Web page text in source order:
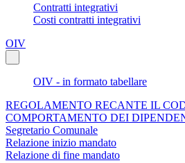
Contratti integrativi
Costi contratti integrativi
OIV
OIV - in formato tabellare
REGOLAMENTO RECANTE IL
COMPORTAMENTO DEI
Segretario Comunale
Relazione inizio mandato
Relazione di fine mandato